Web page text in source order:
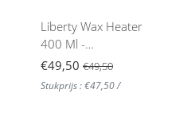
Liberty Wax Heater
400 Ml -
Professionele
Harsverwarmer
€49,50 €49,50
Stukprijs : €47,50 /